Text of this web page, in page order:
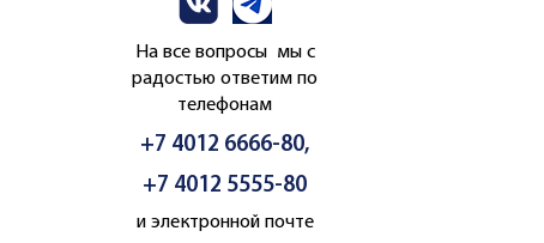
На все вопросы мы с
радостью ответим по
телефонам
+7 4012 6666-80,
+7 4012 5555-80
и электронной почте